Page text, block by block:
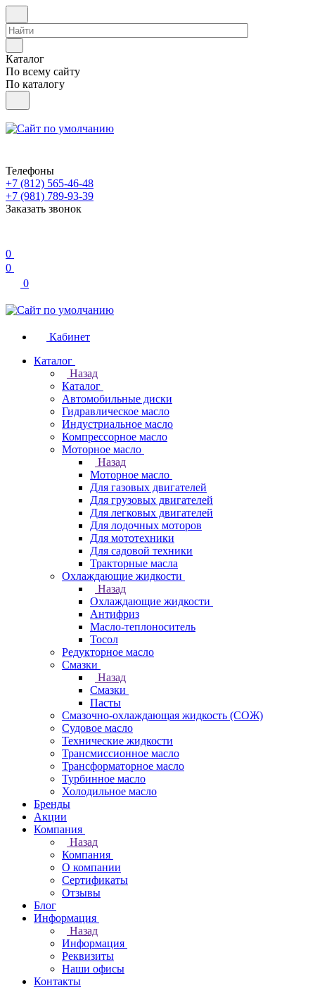
Каталог
По всему сайту
По каталогу
Телефоны
+7 (812) 565-46-48
+7 (981) 789-93-39
Заказать звонок
0
0
0
Кабинет
Каталог
Назад
Каталог
Автомобильные диски
Гидравлическое масло
Индустриальное масло
Компрессорное масло
Моторное масло
Назад
Моторное масло
Для газовых двигателей
Для грузовых двигателей
Для легковых двигателей
Для лодочных моторов
Для мототехники
Для садовой техники
Тракторные масла
Охлаждающие жидкости
Назад
Охлаждающие жидкости
Антифриз
Масло-теплоноситель
Тосол
Редукторное масло
Смазки
Назад
Смазки
Пасты
Смазочно-охлаждающая жидкость (СОЖ)
Судовое масло
Технические жидкости
Трансмиссионное масло
Трансформаторное масло
Турбинное масло
Холодильное масло
Бренды
Акции
Компания
Назад
Компания
О компании
Сертификаты
Отзывы
Блог
Информация
Назад
Информация
Реквизиты
Наши офисы
Контакты